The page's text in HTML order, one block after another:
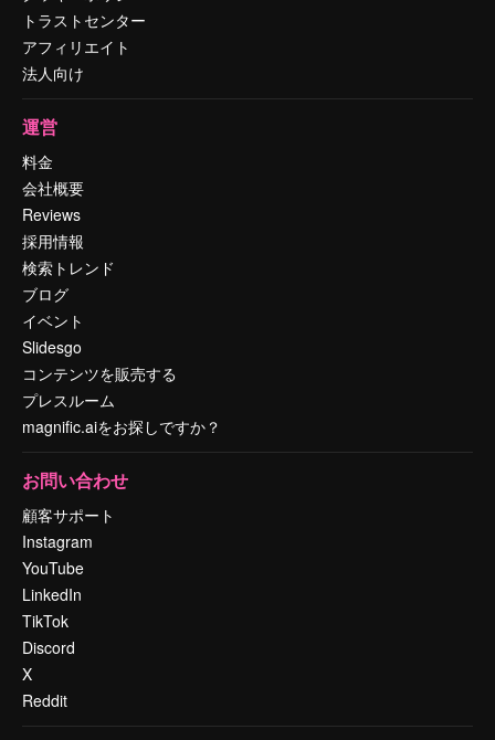
トラストセンター
アフィリエイト
法人向け
運営
料金
会社概要
Reviews
採用情報
検索トレンド
ブログ
イベント
Slidesgo
コンテンツを販売する
プレスルーム
magnific.aiをお探しですか？
お問い合わせ
顧客サポート
Instagram
YouTube
LinkedIn
TikTok
Discord
X
Reddit